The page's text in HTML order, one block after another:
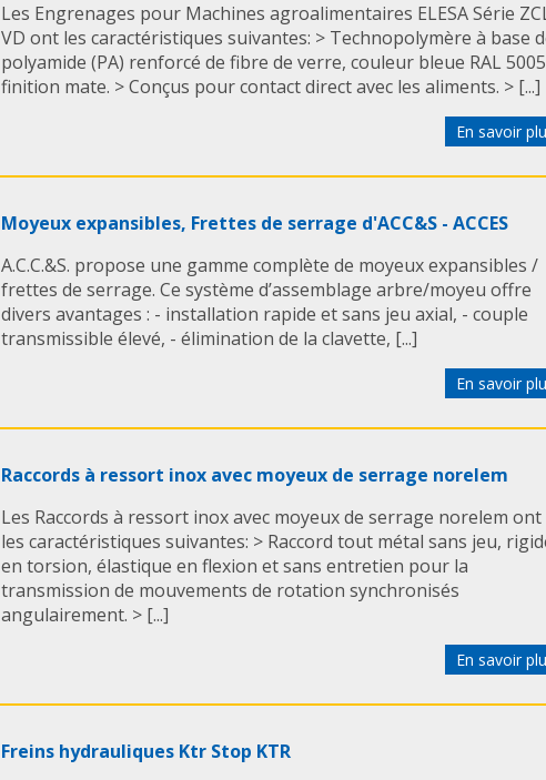
Les Engrenages pour Machines agroalimentaires ELESA Série
VD ont les caractéristiques suivantes: > Technopolymère à base
polyamide (PA) renforcé de fibre de verre, couleur bleue RAL
finition mate. > Conçus pour contact direct avec les aliments. > [...]
En savoir
Moyeux expansibles, Frettes de serrage d'ACC&S - ACCES
A.C.C.&S. propose une gamme complète de moyeux expansibles /
frettes de serrage. Ce système d’assemblage arbre/moyeu offre
divers avantages : - installation rapide et sans jeu axial, - couple
transmissible élevé, - élimination de la clavette, [...]
En savoir
Raccords à ressort inox avec moyeux de serrage norelem
Les Raccords à ressort inox avec moyeux de serrage norelem ont
les caractéristiques suivantes: > Raccord tout métal sans jeu,
en torsion, élastique en flexion et sans entretien pour la
transmission de mouvements de rotation synchronisés
angulairement. > [...]
En savoir
Freins hydrauliques Ktr Stop KTR